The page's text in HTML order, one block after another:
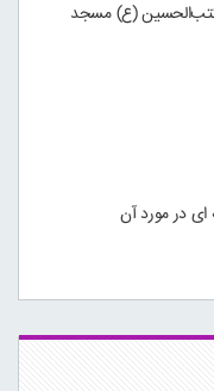
(ع) مسجد
ای در مورد آن